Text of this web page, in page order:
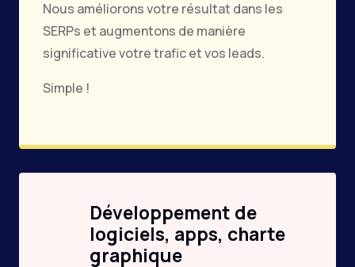
Nous améliorons votre résultat dans les
SERPs et augmentons de manière
significative votre trafic et vos leads.
Simple !
Développement de
logiciels, apps, charte
graphique